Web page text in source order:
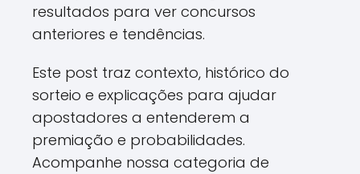
resultados para ver concursos
anteriores e tendências.
Este post traz contexto, histórico do
sorteio e explicações para ajudar
apostadores a entenderem a
premiação e probabilidades.
Acompanhe nossa categoria de